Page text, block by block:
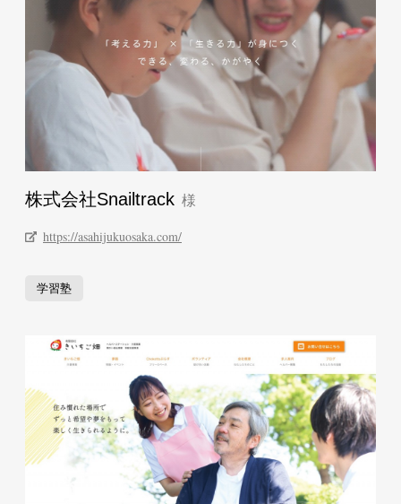
株式会社Snailtrack
https://asahijukuosaka.com/
学習塾